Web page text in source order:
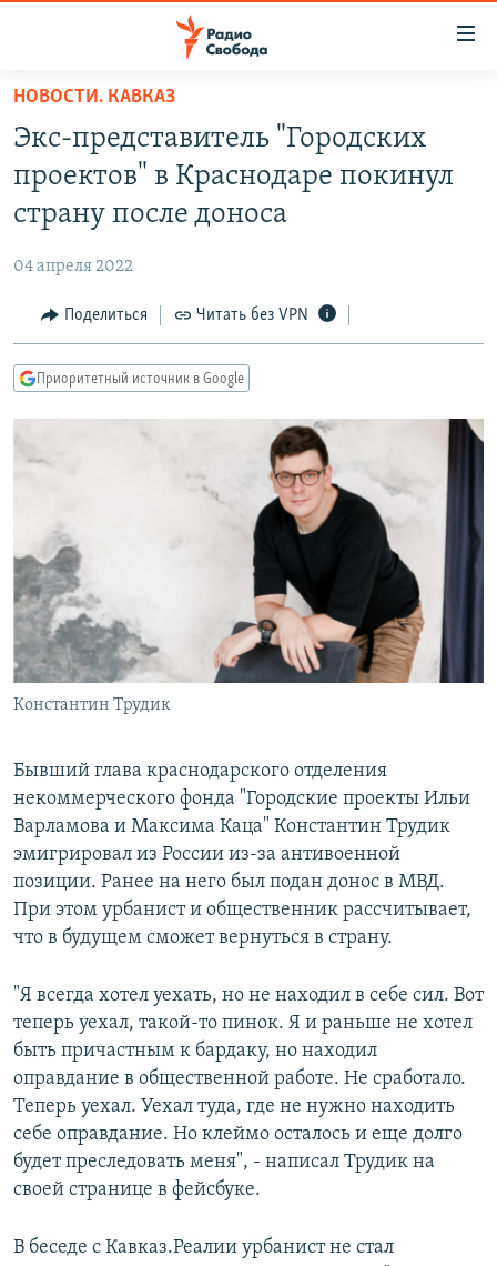
упрощенного
доступа
основному
Вернутся
Вернутся
ПОДКАСТЫ
АВТОРСКИЕ ПРОЕКТЫ
МНЕНИЯ
КУЛЬТУРА
КАВКАЗ.РЕАЛИИ
СЕВЕР.РЕАЛИИ
ПОДПИШИТЕСЬ НА РАССЫЛКУ
СОЦИАЛЬНЫЕ СЕТИ
Все сайты РСЕ/РС
НОВОСТИ. КАВКАЗ
Экс-представитель "Городских
проектов" в Краснодаре покинул
страну после доноса
04 апреля 2022
Поделиться Читать без VPN
Приоритетный источник в Google
Константин Трудик
Бывший глава краснодарского отделения
некоммерческого фонда "Городские проекты Ильи
Варламова и Максима Каца" Константин Трудик
эмигрировал из России из-за антивоенной
позиции. Ранее на него был подан донос в МВД.
При этом урбанист и общественник рассчитывает,
что в будущем сможет вернуться в страну.
"Я всегда хотел уехать, но не находил в себе сил. Вот
теперь уехал, такой-то пинок. Я и раньше не хотел
быть причастным к бардаку, но находил
оправдание в общественной работе. Не сработало.
Теперь уехал. Уехал туда, где не нужно находить
себе оправдание. Но клеймо осталось и еще долго
будет преследовать меня", - написал Трудик на
своей странице в фейсбуке.
В беседе с Кавказ.Реалии урбанист не стал